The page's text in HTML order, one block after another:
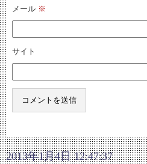
メール ※
サイト
2013年1月4日 12:47:37